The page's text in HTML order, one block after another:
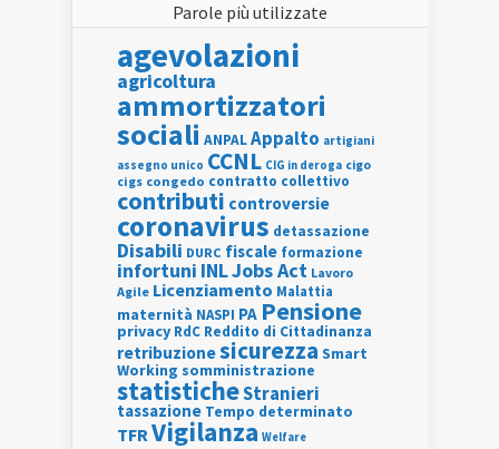
Parole più utilizzate
agevolazioni
agricoltura
ammortizzatori
sociali ANPALAppalto artigiani
assegno unico CCNL CIG in deroga cigo
cigs congedo contratto collettivo
contributi controversie
coronavirus detassazione
Disabili DURC fiscale formazione
infortuni INLJobs Act Lavoro
Agile Licenziamento Malattia
maternità NASPI PA Pensione
privacy RdC Reddito di Cittadinanza
retribuzionesicurezza Smart
Working somministrazione
statisticheStranieri
tassazione Tempo determinato
TFRVigilanza Welfare